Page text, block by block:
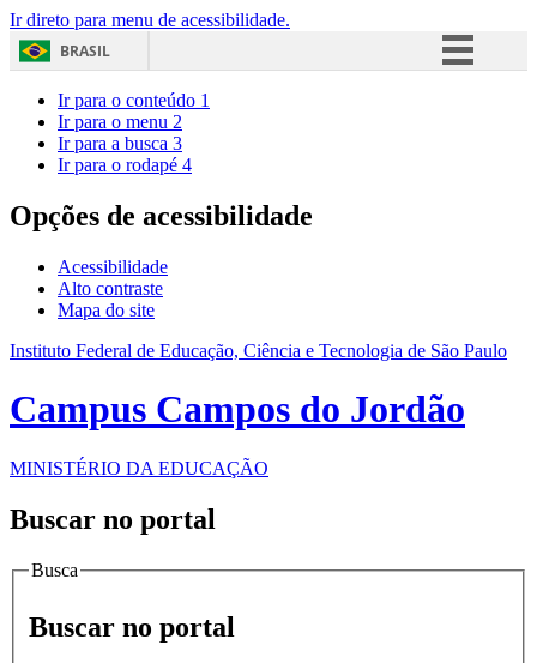
Ir direto para menu de acessibilidade.
BRASIL
Acesso à informação
Ir para o conteúdo 1
Ir para o menu 2
Ir para a busca 3
Ir para o rodapé 4
Opções de acessibilidade
Acessibilidade
Alto contraste
Mapa do site
Instituto Federal de Educação, Ciência e Tecnologia de São Paulo
Campus Campos do Jordão
MINISTÉRIO DA EDUCAÇÃO
Buscar no portal
Busca
Buscar no portal